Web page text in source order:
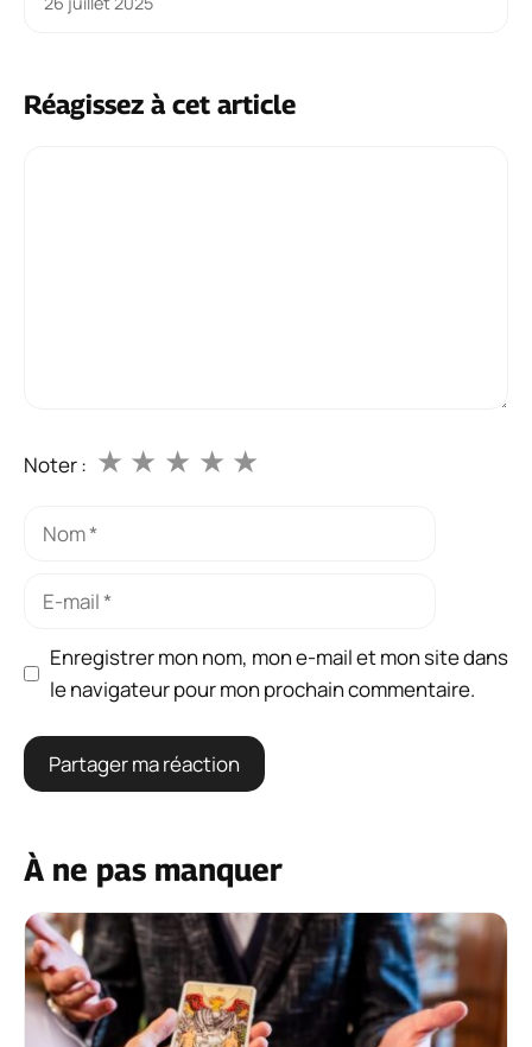
Réagissez à cet article
Noter : ★
★
★
★
★
Nom
Enregistrer mon nom, mon e-mail et mon site dans
le navigateur pour mon prochain commentaire.
À ne pas manquer